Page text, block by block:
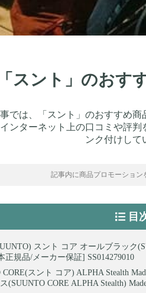
スント」のおす
では、「スント」のおすすめ
ンターネット上の口コミや評判
ンク付けして
記事内に商品プロモーション
目
スント コア オールブラック
正規品/メーカー保証] SS014279010
CORE(スント コア) ALPHA Stealth
(SUUNTO CORE ALPHA Stealth)